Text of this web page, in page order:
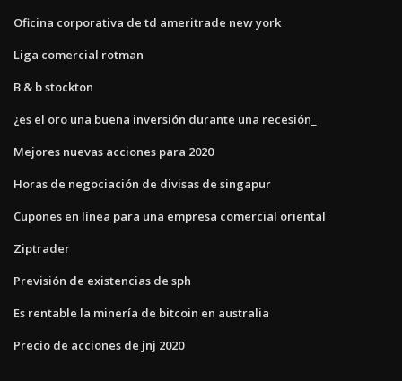
Oficina corporativa de td ameritrade new york
Liga comercial rotman
B & b stockton
¿es el oro una buena inversión durante una recesión_
Mejores nuevas acciones para 2020
Horas de negociación de divisas de singapur
Cupones en línea para una empresa comercial oriental
Ziptrader
Previsión de existencias de sph
Es rentable la minería de bitcoin en australia
Precio de acciones de jnj 2020